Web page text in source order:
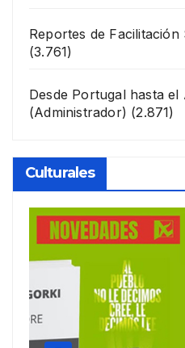
Reportes de Facilitación
(3.761)
Desde Portugal hasta el
(Administrador) (2.871)
Culturales